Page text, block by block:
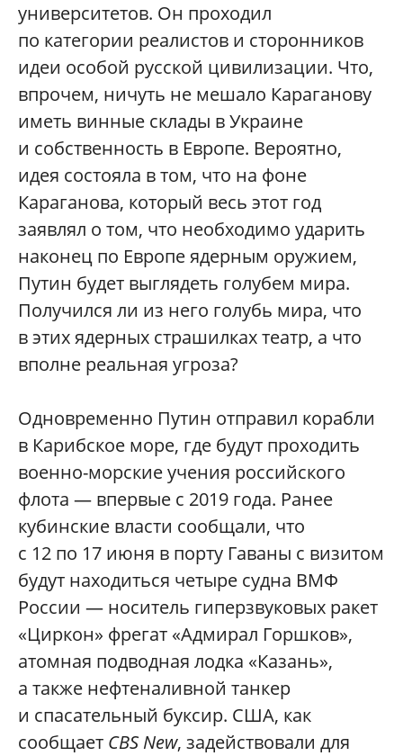
университетов. Он проходил
по категории реалистов и сторонников
идеи особой русской цивилизации. Что,
впрочем, ничуть не мешало Караганову
иметь винные склады в Украине
и собственность в Европе. Вероятно,
идея состояла в том, что на фоне
Караганова, который весь этот год
заявлял о том, что необходимо ударить
наконец по Европе ядерным оружием,
Путин будет выглядеть голубем мира.
Получился ли из него голубь мира, что
в этих ядерных страшилках театр, а что
вполне реальная угроза?
Одновременно Путин отправил корабли
в Карибское море, где будут проходить
военно-морские учения российского
флота — впервые с 2019 года. Ранее
кубинские власти сообщали, что
с 12 по 17 июня в порту Гаваны с визитом
будут находиться четыре судна ВМФ
России — носитель гиперзвуковых ракет
«Циркон» фрегат «Адмирал Горшков»,
атомная подводная лодка «Казань»,
а также нефтеналивной танкер
и спасательный буксир. США, как
сообщает CBS New, задействовали для